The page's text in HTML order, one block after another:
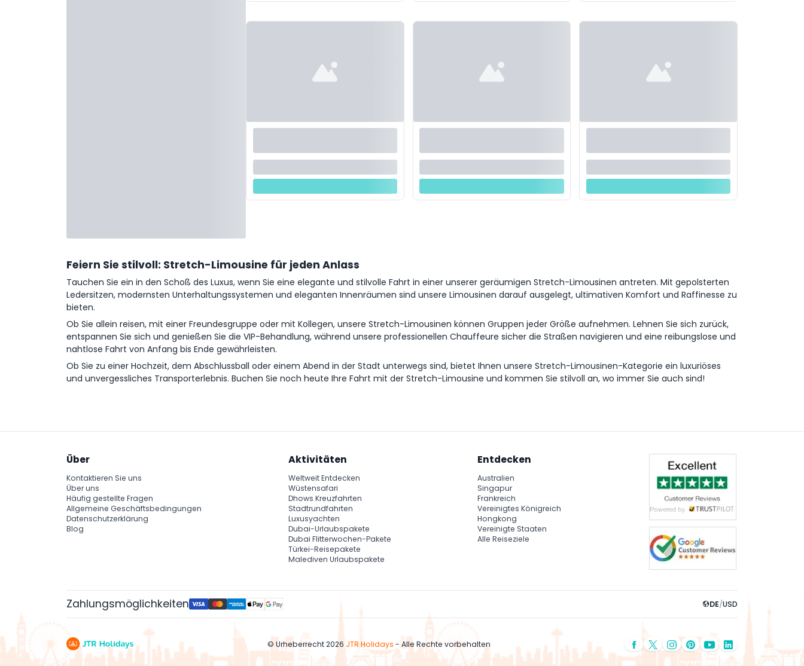
Feiern Sie stilvoll: Stretch-Limousine für jeden Anlass
Tauchen Sie ein in den Schoß des Luxus, wenn Sie eine elegante und stilvolle Fahrt in einer unserer geräumigen Stretch-Limousinen antreten. Mit gepolsterten
Ledersitzen, modernsten Unterhaltungssystemen und eleganten Innenräumen sind unsere Limousinen darauf ausgelegt, ultimativen Komfort und Raffinesse zu
bieten.
Ob Sie allein reisen, mit einer Freundesgruppe oder mit Kollegen, unsere Stretch-Limousinen können Gruppen jeder Größe aufnehmen. Lehnen Sie sich zurück,
entspannen Sie sich und genießen Sie die VIP-Behandlung, während unsere professionellen Chauffeure sicher die Straßen navigieren und eine reibungslose und
nahtlose Fahrt von Anfang bis Ende gewährleisten.
Ob Sie zu einer Hochzeit, dem Abschlussball oder einem Abend in der Stadt unterwegs sind, bietet Ihnen unsere Stretch-Limousinen-Kategorie ein luxuriöses
und unvergessliches Transporterlebnis. Buchen Sie noch heute Ihre Fahrt mit der Stretch-Limousine und kommen Sie stilvoll an, wo immer Sie auch sind!
Über
Kontaktieren Sie uns
Über uns
Häufig gestellte Fragen
Allgemeine Geschäftsbedingungen
Datenschutzerklärung
Blog
Aktivitäten
Weltweit Entdecken
Wüstensafari
Dhows Kreuzfahrten
Stadtrundfahrten
Luxusyachten
Dubai-Urlaubspakete
Dubai Flitterwochen-Pakete
Türkei-Reisepakete
Malediven Urlaubspakete
Entdecken
Australien
Singapur
Frankreich
Vereinigtes Königreich
Hongkong
Vereinigte Staaten
Alle Reiseziele
Zahlungsmöglichkeiten DE/USD
© Urheberrecht 2026 JTR Holidays - Alle Rechte vorbehalten